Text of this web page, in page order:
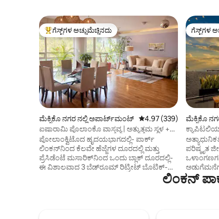
ಗೆಸ್ಟ್‌ಗಳಿಗೆ ಅತಿ ಹೆಚ್ಚು ಅಚ್ಚುಮೆಚ್ಚಿನದು
ಗೆಸ್ಟ್‌ಗಳ ಅಚ್ಚುಮೆಚ್ಚಿನದು
ಮೆಕ್ಸಿಕೊ ನಗರ ನಲ್ಲಿ ಅಪಾರ್ಟ್‌ಮಂಟ್ 5 ರಲ್ಲಿ 4.97 ಸರಾಸರಿ
4.97 (339)
ಐಷಾರಾಮಿ ಪೊಲಾಂಕೊ ವಾಸ್ತವ್ಯ | ಅತ್ಯುತ್ತಮ ಸ್ಥಳ +
ದೈನಂದಿನ ಸೇವೆ!
ಪೋಲಾಂಕ್ವಿಟೊದ ಹೃದಯಭಾಗದಲ್ಲಿ- ಪಾರ್ಕ್
ಲಿಂಕನ್‌ನಿಂದ ಕೆಲವೇ ಹೆಜ್ಜೆಗಳ ದೂರದಲ್ಲಿ ಮತ್ತು
ಪ್ರೆಸಿಡೆಂಟೆ ಮಸಾರಿಕ್‌ನಿಂದ ಒಂದು ಬ್ಲಾಕ್ ದೂರದಲ್ಲಿ-
ಈ ವಿಶಾಲವಾದ 3 ಬೆಡ್‌ರೂಮ್ ರಿಟ್ರೀಟ್ ಬೊಟಿಕ್-
ಹೋಟೆಲ್‌ನ ಆರಾಮವನ್ನು ಸ್ಥಳೀಯ ಮೋಡಿಯೊಂದಿಗೆ
ಬೆರೆಸುತ್ತದೆ. ಮರ-ಲೇಪಿತ ವೀಕ್ಷಣೆಗಳಿಗೆ ಎಚ್ಚರಗೊಳ್ಳಿ;
ಗೆಸ್ಟ್‌ಗಳ
ಗೆಸ್ಟ್‌ಗಳ
ಮೆಕ್ಸಿಕೊ
ಜಿಮ್ +
ಪರಿಷ್ಕೃತ
ಲಿಂಕನ್